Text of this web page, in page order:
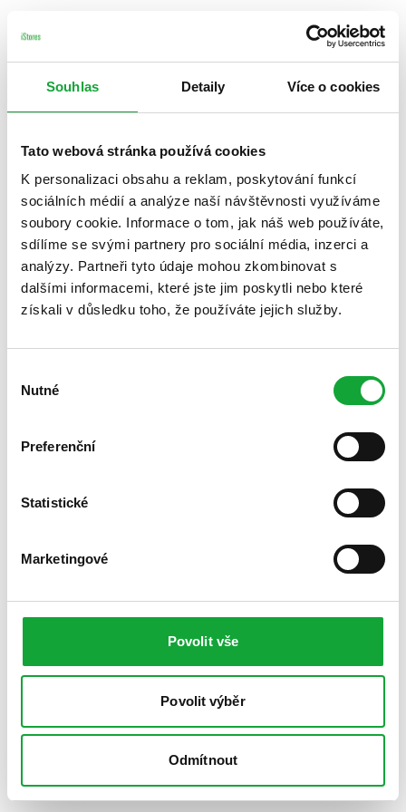
Souhlas Detaily Více o cookies
Tato webová stránka používá cookies
K personalizaci obsahu a reklam, poskytování funkcí
sociálních médií a analýze naší návštěvnosti využíváme
soubory cookie. Informace o tom, jak náš web používáte,
sdílíme se svými partnery pro sociální média, inzerci a
analýzy. Partneři tyto údaje mohou zkombinovat s
dalšími informacemi, které jste jim poskytli nebo které
získali v důsledku toho, že používáte jejich služby.
souhlasu
Nutné
Preferenční
Statistické
Marketingové
Povolit vše
Povolit výběr
Odmítnout